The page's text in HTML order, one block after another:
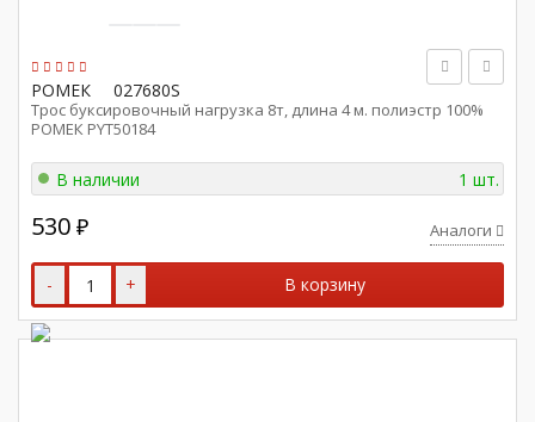
РОМЕК 027680S
Трос буксировочный нагрузка 8т, длина 4 м. полиэстр 100%
РОМЕК PYT50184
В наличии 1 шт.
530 ₽ Аналоги
- + В корзину